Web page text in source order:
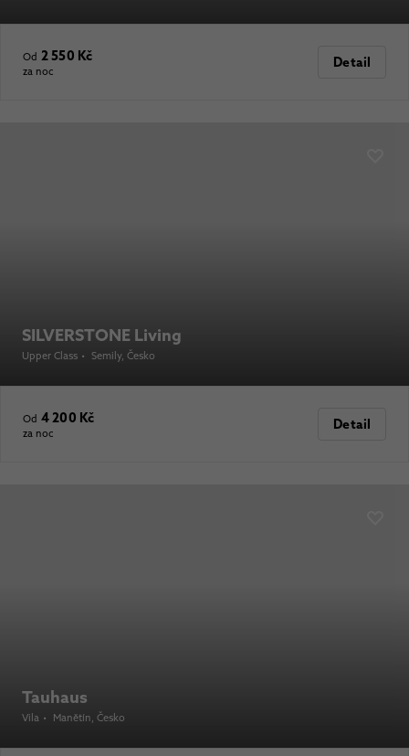
Od 2 550 Kč
za noc
Detail
SILVERSTONE Living
Upper Class • Semily, Česko
Od 4 200 Kč
za noc
Detail
Tauhaus
Vila • Manětín, Česko